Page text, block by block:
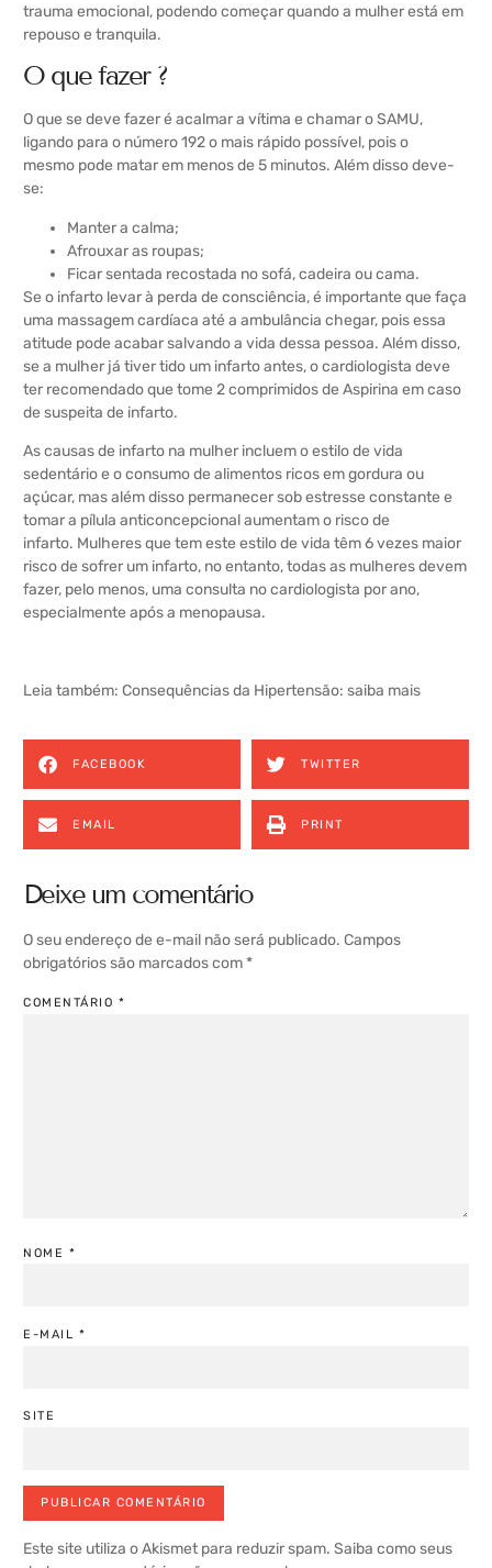
trauma emocional, podendo começar quando a mulher está em
repouso e tranquila.
O que fazer ?
O que se deve fazer é acalmar a vítima e chamar o SAMU,
ligando para o número 192 o mais rápido possível, pois o
mesmo pode matar em menos de 5 minutos. Além disso deve-
se:
Manter a calma;
Afrouxar as roupas;
Ficar sentada recostada no sofá, cadeira ou cama.
Se o infarto levar à perda de consciência, é importante que faça
uma massagem cardíaca até a ambulância chegar, pois essa
atitude pode acabar salvando a vida dessa pessoa. Além disso,
se a mulher já tiver tido um infarto antes, o cardiologista deve
ter recomendado que tome 2 comprimidos de Aspirina em caso
de suspeita de infarto.
As causas de infarto na mulher incluem o estilo de vida
sedentário e o consumo de alimentos ricos em gordura ou
açúcar, mas além disso permanecer sob estresse constante e
tomar a pílula anticoncepcional aumentam o risco de
infarto. Mulheres que tem este estilo de vida têm 6 vezes maior
risco de sofrer um infarto, no entanto, todas as mulheres devem
fazer, pelo menos, uma consulta no cardiologista por ano,
especialmente após a menopausa.
Leia também: Consequências da Hipertensão: saiba mais
FACEBOOK TWITTER
EMAIL PRINT
Deixe um comentário
O seu endereço de e-mail não será publicado. Campos
obrigatórios são marcados com *
COMENTÁRIO *
NOME *
E-MAIL *
SITE
Este site utiliza o Akismet para reduzir spam. Saiba como seus